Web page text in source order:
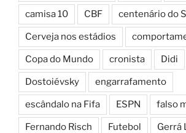
camisa 10 CBF centenário do
Cerveja nos estádios
Copa do Mundo cronista Didi
Dostoiévsky engarrafamento
escândalo na Fifa ESPN falso
Fernando Risch Futebol Gerrá